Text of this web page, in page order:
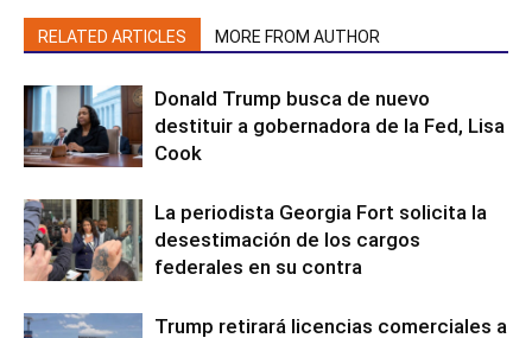
RELATED ARTICLES MORE FROM AUTHOR
Donald Trump busca de nuevo
destituir a gobernadora de la Fed, Lisa
Cook
La periodista Georgia Fort solicita la
desestimación de los cargos
federales en su contra
Trump retirará licencias comerciales a